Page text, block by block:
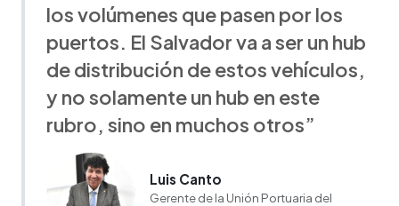
los volúmenes que pasen por los
puertos. El Salvador va a ser un hub
de distribución de estos vehículos,
y no solamente un hub en este
rubro, sino en muchos otros”
Luis Canto
Gerente de la Unión Portuaria del